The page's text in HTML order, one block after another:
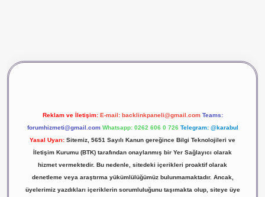
Reklam ve İletişim: E-mail: backlinkpaneli@gmail.com Teams:
forumhizmeti@gmail.com Whatsapp: 0262 606 0 726 Telegram: @karabul
Yasal Uyarı: Sitemiz, 5651 Sayılı Kanun gereğince Bilgi Teknolojileri ve
İletişim Kurumu (BTK) tarafından onaylanmış bir Yer Sağlayıcı olarak
hizmet vermektedir. Bu nedenle, sitedeki içerikleri proaktif olarak
denetleme veya araştırma yükümlülüğümüz bulunmamaktadır. Ancak,
üyelerimiz yazdıkları içeriklerin sorumluluğunu taşımakta olup, siteye üye